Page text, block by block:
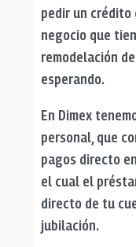
pedir un crédito
negocio que
remodelación
esperando.
En Dimex
personal, que
pagos directo
el cual el
directo de tu
jubilación.